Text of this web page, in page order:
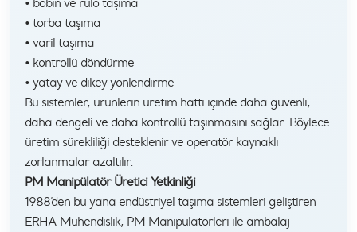
• torba taşıma
• varil taşıma
• kontrollü döndürme
• yatay ve dikey yönlendirme
Bu sistemler, ürünlerin üretim hattı içinde daha güvenli,
daha dengeli ve daha kontrollü taşınmasını sağlar. Böylece
üretim sürekliliği desteklenir ve operatör kaynaklı
zorlanmalar azaltılır.
PM Manipülatör Üretici Yetkinliği
1988’den bu yana endüstriyel taşıma sistemleri geliştiren
ERHA Mühendislik, PM Manipülatörleri ile ambalaj